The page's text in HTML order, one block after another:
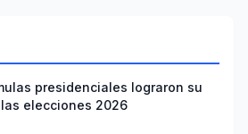
presidenciales lograron su
elecciones 2026